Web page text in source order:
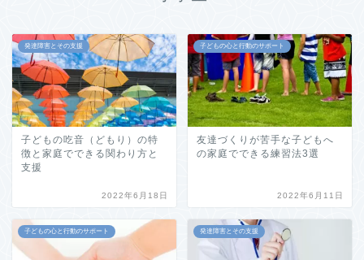
発達障害とその支援
子どもの吃音（どもり）の特
徴と家庭でできる関わり方と
支援
2022年6月18日
子どもの心と行動のサポート
友達づくりが苦手な子どもへ
の家庭でできる練習法3選
2022年6月11日
子どもの心と行動のサポート 発達障害とその支援